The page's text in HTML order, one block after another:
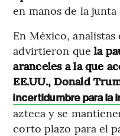
en manos de la
En México, analistas
advirtieron que la
aranceles a la que
EE.UU., Donald
incertidumbre para la
azteca y se
corto plazo para el